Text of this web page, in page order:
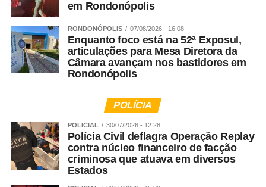
está o Baby Learning, programa multidisciplinar criado
para bebês do berçário, que integra conhecimentos de
Pediatria, Fisioterapia e Pedagogia para estimular, de
forma planejada e respeitosa, o desenvolvimento motor,
cognitivo, emocional e social de cada criança,
considerando as particularidades de cada fase da
Fadelito trabalha ativamente para fortalecer a
é investir no desenvolvimento humano e no futuro da
sociedade.
WhatsApp
Facebook
TwitterMessenger
em Rondonópolis
RONDONÓPOLIS 07/08/2026 - 16:08
Enquanto foco está na 52ª Exposul,
articulações para Mesa Diretora da
Câmara avançam nos bastidores em
Rondonópolis
POLÍCIA
POLICIAL 30/07/2026 - 12:28
Polícia Civil deflagra Operação Replay
contra núcleo financeiro de facção
criminosa que atuava em diversos
Estados